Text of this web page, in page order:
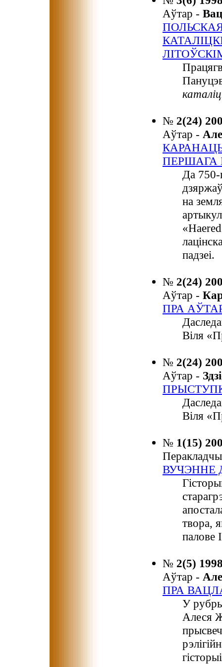
Аўтар -
№ 2(24)
Аўтар -
ПЕРШАГА
Да 750-
на
падзеі.
№ 2(24)
Аўтар -
ПРА
Віля
№ 2(24)
Аўтар -
Віля
№ 1(15)
ВУЧЭННЕ
твора,
палове
№ 2(5)
Аўтар -
ПРА
У
Алеся